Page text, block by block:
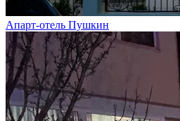
Апарт-отель Пушкин